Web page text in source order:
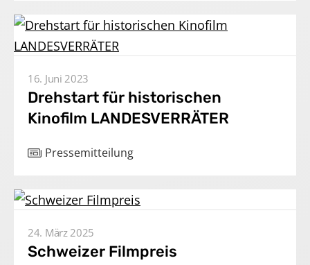
16. Juni 2023
Drehstart für historischen
Kinofilm LANDESVERRÄTER
Pressemitteilung
24. März 2025
Schweizer Filmpreis
Impressum